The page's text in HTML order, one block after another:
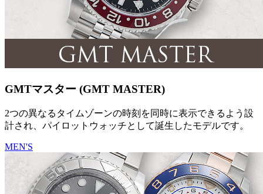
GMTマスター (GMT MASTER)
2つの異なるタイムゾーンの時刻を同時に表示できるよう設
計され、パイロットウォッチとして誕生したモデルです。
MEN'S